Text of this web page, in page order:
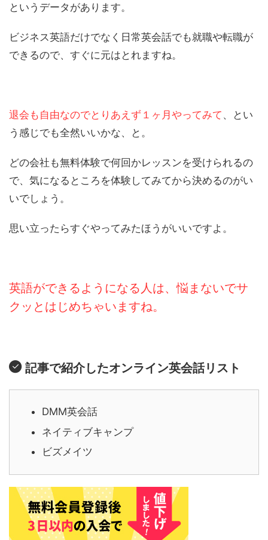
というデータがあります。
ビジネス英語だけでなく日常英会話でも就職や転職が
できるので、すぐに元はとれますね。
退会も自由なのでとりあえず１ヶ月やってみて 、とい
う感じでも全然いいかな、と。
どの会社も無料体験で何回かレッスンを受けられるの
で、気になるところを体験してみてから決めるのがい
いでしょう。
思い立ったらすぐやってみたほうがいいですよ。
英語ができるようになる人は、悩まないでサ
クッとはじめちゃいますね。
記事で紹介したオンライン英会話リスト
DMM英会話
ネイティブキャンプ
ビズメイツ